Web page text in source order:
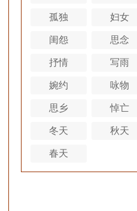
孤独 妇女
闺怨 思念
抒情 写雨
婉约 咏物
思乡 悼亡
冬天 秋天
春天